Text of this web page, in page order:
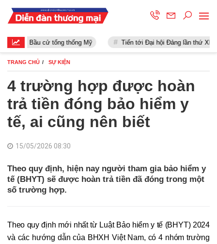
Bầu cử tổng thống Mỹ Tiến tới Đại hội Đảng lần thứ XIII
TRANG CHỦ SỰ KIỆN
4 trường hợp được hoàn
trả tiền đóng bảo hiểm y
tế, ai cũng nên biết
15/05/2026 08:30
Theo quy định, hiện nay người tham gia bảo hiểm y
tế (BHYT) sẽ được hoàn trả tiền đã đóng trong một
số trường hợp.
Theo quy định mới nhất từ Luật Bảo hiểm y tế (BHYT) 2024
và các hướng dẫn của BHXH Việt Nam, có 4 nhóm trường